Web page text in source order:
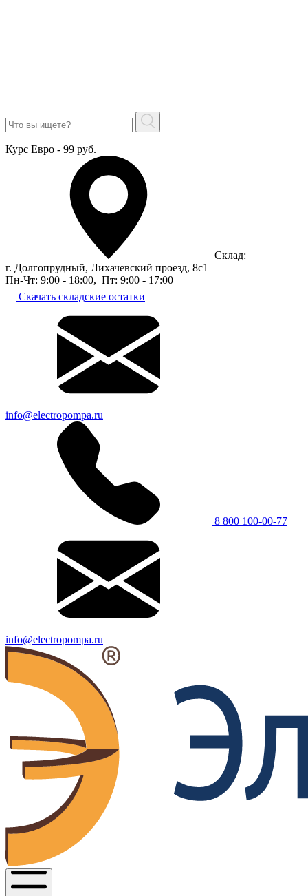
Курс Евро - 99 руб.
Склад:
г. Долгопрудный, Лихачевский проезд, 8c1
Пн-Чт: 9:00 - 18:00, Пт: 9:00 - 17:00
Скачать складские остатки
info@electropompa.ru
8 800 100-00-77
info@electropompa.ru